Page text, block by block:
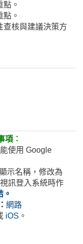
。
。
查核與建議決策方
項︰
使用 Google
示名稱，修改為
訊登入系統時作
網路
iOS 。